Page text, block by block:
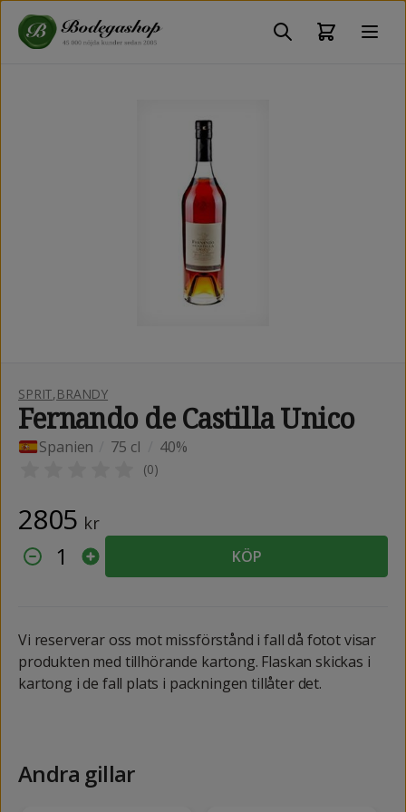
SPRIT,BRANDY
Fernando de Castilla Unico
Spanien 75 cl 40%
(0)
2805 kr
1 KÖP
Vi reserverar oss mot missförstånd i fall då fotot visar
produkten med tillhörande kartong. Flaskan skickas i
kartong i de fall plats i packningen tillåter det.
Andra gillar